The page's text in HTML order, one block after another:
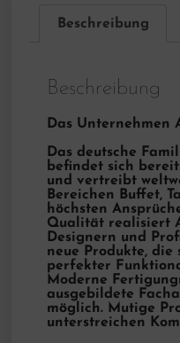
Beschreibung
Beschreibung
Das Unternehmen
Das deutsche
befindet sich
und vertreibt
Bereichen Buffet,
höchsten
Qualität realisiert
Designern und
neue Produkte, die
perfekter
Moderne
ausgebildete
möglich. Mutige
unterstreichen